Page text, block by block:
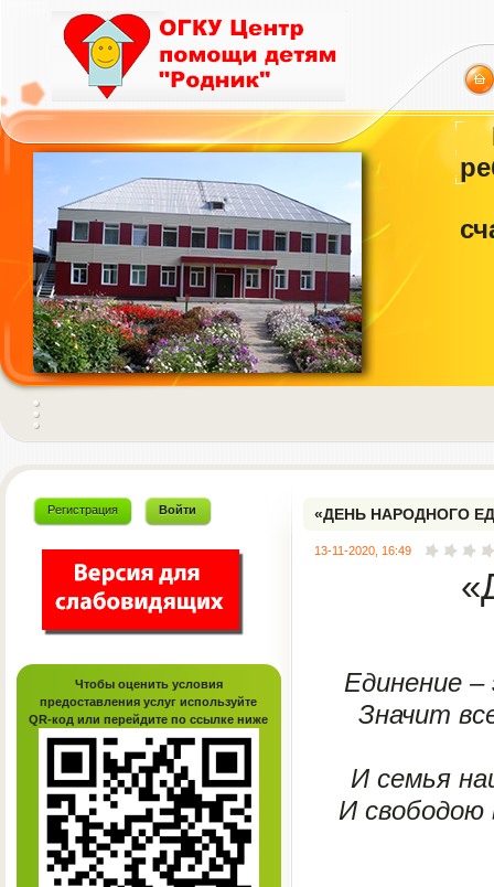
Регистрация Войти
Чтобы оценить условия
предоставления услуг используйте
QR-код или перейдите по ссылке ниже
«ДЕНЬ НАРОДНОГО
13-11-2020, 16:49
Единение
Значит
И семья
И свободою